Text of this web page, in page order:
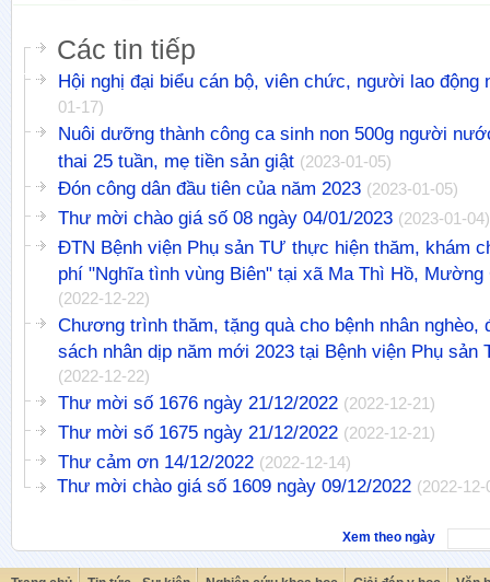
Các tin tiếp
Hội nghị đại biểu cán bộ, viên chức, người lao động
01-17)
Nuôi dưỡng thành công ca sinh non 500g người
thai 25 tuần, mẹ tiền sản giật (2023-01-05)
Đón công dân đầu tiên của năm 2023 (2023-01-05)
Thư mời chào giá số 08 ngày 04/01/2023 (2023-01-04)
ĐTN Bệnh viện Phụ sản TƯ thực hiện thăm, khám
phí "Nghĩa tình vùng Biên" tại xã Ma Thì Hồ, Mường
(2022-12-22)
Chương trình thăm, tặng quà cho bệnh nhân nghèo,
sách nhân dịp năm mới 2023 tại Bệnh viện Phụ sản
(2022-12-22)
Thư mời số 1676 ngày 21/12/2022 (2022-12-21)
Thư mời số 1675 ngày 21/12/2022 (2022-12-21)
Thư cảm ơn 14/12/2022 (2022-12-14)
Thư mời chào giá số 1609 ngày 09/12/2022 (2022-12-
Xem theo ngày